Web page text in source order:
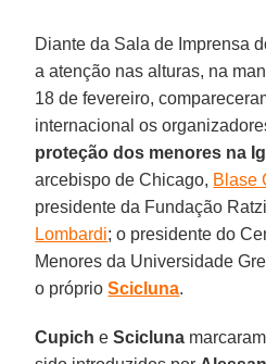
Diante da Sala de Imprensa
a atenção nas alturas, na
18 de fevereiro,
internacional os
proteção dos menores na
arcebispo de Chicago, Blase
presidente da Fundação
Lombardi; o presidente do
Menores da Universidade
o próprioScicluna.
Cupich eScicluna